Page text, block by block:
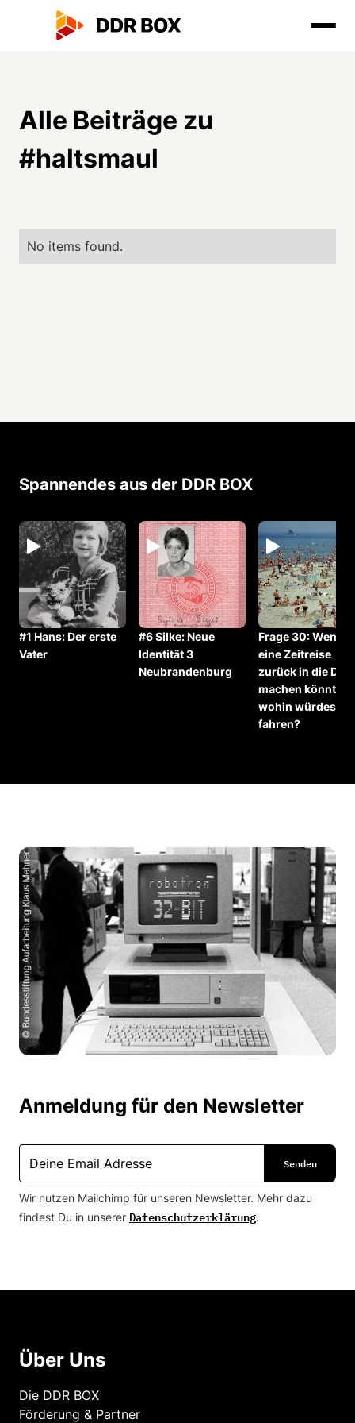
Alle Beiträge zu
#haltsmaul
No items found.
Spannendes aus der DDR BOX
#1 Hans: Der erste
Vater
#6 Silke: Neue
Identität 3
Neubrandenburg
Frage 30: Wenn
eine Zeitreise
zurück in die DDR
machen könntest,
wohin würdest
fahren?
Anmeldung für den Newsletter
Wir nutzen Mailchimp für unseren Newsletter. Mehr dazu
findest Du in unserer Datenschutzerklärung.
Über Uns
Die DDR BOX
Förderung & Partner